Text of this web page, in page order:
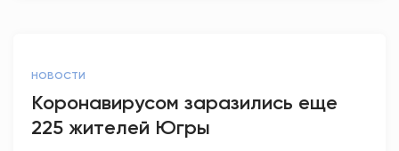
НОВОСТИ
Коронавирусом заразились еще
225 жителей Югры